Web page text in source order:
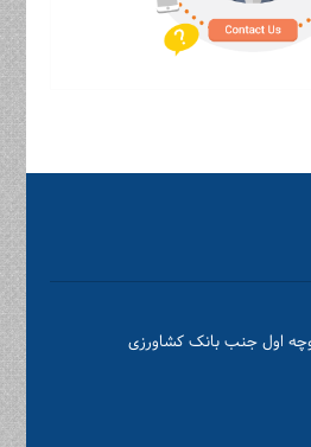
اول جنب بانک کشاورزی